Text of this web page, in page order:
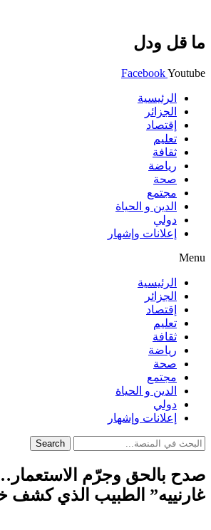
ما قل ودل
FacebookYoutube
الرئيسية
الجزائر
إقتصاد
تعليم
ثقافة
رياضة
صحة
مجتمع
الدين و الحياة
دولي
إعلانات وإشهار
Menu
الرئيسية
الجزائر
إقتصاد
تعليم
ثقافة
رياضة
صحة
مجتمع
الدين و الحياة
دولي
إعلانات وإشهار
Search
صدح بالحق وجرّم
غارنييه” الطبيب الذي كشف